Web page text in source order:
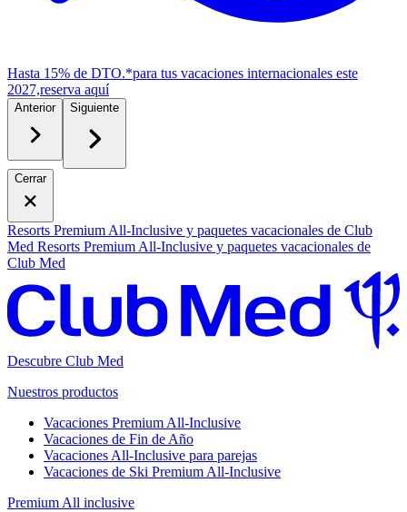
Hasta 15% de DTO.*para tus vacaciones internacionales este
2027,reserva aquí
Anterior Siguiente
Cerrar
Resorts Premium All-Inclusive y paquetes vacacionales de Club
Med Resorts Premium All-Inclusive y paquetes vacacionales de
Club Med
Descubre Club Med
Nuestros productos
Vacaciones Premium All-Inclusive
Vacaciones de Fin de Año
Vacaciones All-Inclusive para parejas
Vacaciones de Ski Premium All-Inclusive
Premium All inclusive